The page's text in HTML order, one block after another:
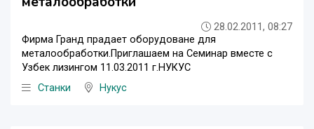
28.02.2011, 08:27
Фирма Гранд прадает оборудоване для
металообработки.Приглашаем на Семинар вместе с
Узбек лизингом 11.03.2011 г.НУКУС
Станки
Нукус